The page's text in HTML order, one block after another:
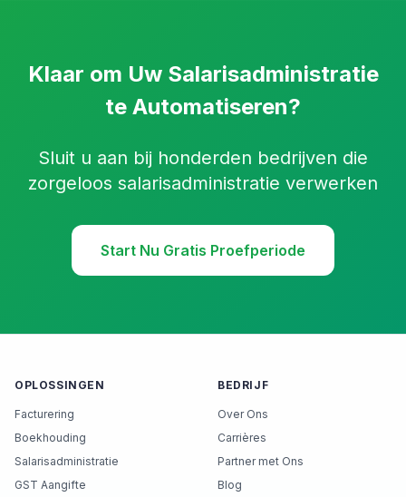
Klaar om Uw Salarisadministratie
te Automatiseren?
Sluit u aan bij honderden bedrijven die
zorgeloos salarisadministratie verwerken
Start Nu Gratis Proefperiode
OPLOSSINGEN
Facturering
Boekhouding
Salarisadministratie
GST Aangifte
BEDRIJF
Over Ons
Carrières
Partner met Ons
Blog